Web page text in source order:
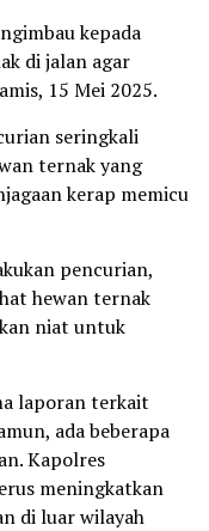
kepada
di jalan agar
15 Mei 2025.
seringkali
ternak yang
kerap memicu
pencurian,
hewan ternak
niat untuk
laporan terkait
ada beberapa
Kapolres
meningkatkan
di luar wilayah